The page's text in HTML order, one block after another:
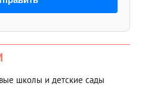
школы и детские сады